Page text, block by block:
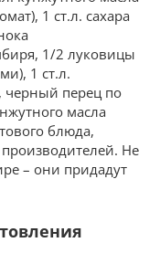
1 ст.л. сахара
1/2 луковицы
1 ст.л.
черный перец по
масла
блюда,
Не
– они придадут